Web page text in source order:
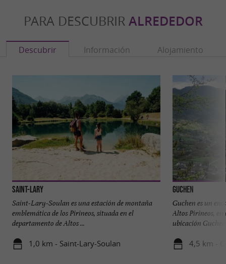
PARA DESCUBRIR ALREDEDOR
Descubrir Información Alojamiento
Saint-Lary
Saint-Lary-Soulan es una estación de montaña
emblemática de los Pirineos, situada en el
departamento de Altos ...
1,0 km - Saint-Lary-Soulan
Guchen
Guchen es un
Altos Pirineos, en
ubicación Guchen
4,5 km -